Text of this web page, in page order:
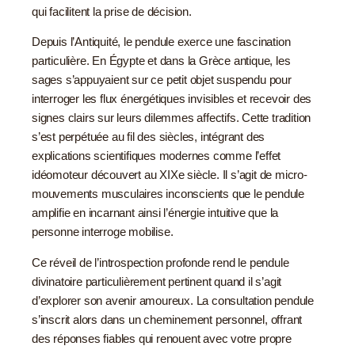
qui facilitent la prise de décision.
Depuis l’Antiquité, le pendule exerce une fascination
particulière. En Égypte et dans la Grèce antique, les
sages s’appuyaient sur ce petit objet suspendu pour
interroger les flux énergétiques invisibles et recevoir des
signes clairs sur leurs dilemmes affectifs. Cette tradition
s’est perpétuée au fil des siècles, intégrant des
explications scientifiques modernes comme l’effet
idéomoteur découvert au XIXe siècle. Il s’agit de micro-
mouvements musculaires inconscients que le pendule
amplifie en incarnant ainsi l’énergie intuitive que la
personne interroge mobilise.
Ce réveil de l’introspection profonde rend le pendule
divinatoire particulièrement pertinent quand il s’agit
d’explorer son avenir amoureux. La consultation pendule
s’inscrit alors dans un cheminement personnel, offrant
des réponses fiables qui renouent avec votre propre